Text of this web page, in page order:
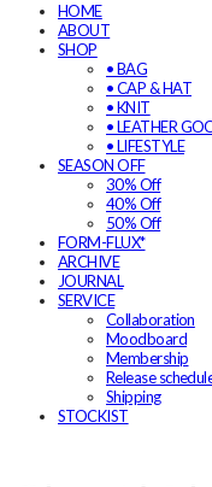
HOME
ABOUT
SHOP
• BAG
• CAP & HAT
• KNIT
• LEATHER
• LIFESTYLE
SEASON OFF
30% Off
40% Off
50% Off
FORM-FLUX*
ARCHIVE
JOURNAL
SERVICE
Collaboration
Moodboard
Membership
Release
Shipping
STOCKIST